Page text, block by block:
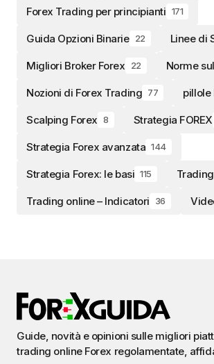
Forex Trading per principianti 171
Guida Opzioni Binarie 22 Linee di
Migliori Broker Forex 22 Norme
Nozioni di Forex Trading 77 pillole
Scalping Forex 8 Strategia FOREX
Strategia Forex avanzata 144
Strategia Forex: le basi 115
Trading online – Indicatori 36
Guide, novità e opinioni sulle migliori
trading online Forex regolamentate,